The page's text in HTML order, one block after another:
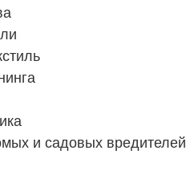
и садовых вредителей